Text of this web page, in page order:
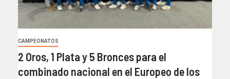
CAMPEONATOS
2 Oros, 1 Plata y 5 Bronces para el
combinado nacional en el Europeo de los